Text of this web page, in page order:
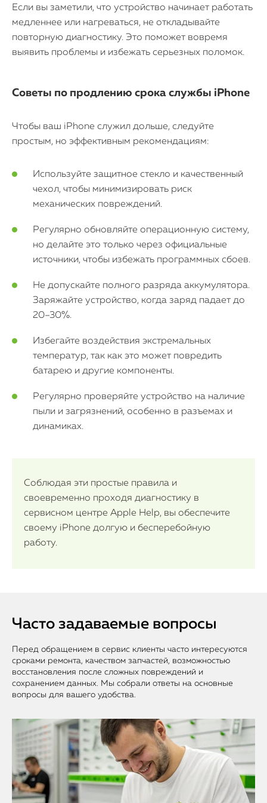
Если вы заметили, что устройство начинает работать
медленнее или нагреваться, не откладывайте
повторную диагностику. Это поможет вовремя
выявить проблемы и избежать серьезных поломок.
Советы по продлению срока службы iPhone
Чтобы ваш iPhone служил дольше, следуйте
простым, но эффективным рекомендациям:
Используйте защитное стекло и качественный
чехол, чтобы минимизировать риск
механических повреждений.
Регулярно обновляйте операционную систему,
но делайте это только через официальные
источники, чтобы избежать программных сбоев.
Не допускайте полного разряда аккумулятора.
Заряжайте устройство, когда заряд падает до
20–30%.
Избегайте воздействия экстремальных
температур, так как это может повредить
батарею и другие компоненты.
Регулярно проверяйте устройство на наличие
пыли и загрязнений, особенно в разъемах и
динамиках.
Соблюдая эти простые правила и
своевременно проходя диагностику в
сервисном центре Apple Help, вы обеспечите
своему iPhone долгую и бесперебойную
работу.
Часто задаваемые вопросы
Перед обращением в сервис клиенты часто интересуются
сроками ремонта, качеством запчастей, возможностью
восстановления после сложных повреждений и
сохранением данных. Мы собрали ответы на основные
вопросы для вашего удобства.